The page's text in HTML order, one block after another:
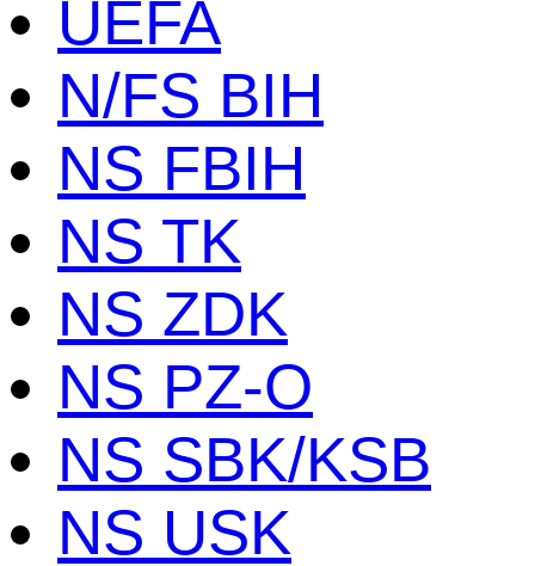
UEFA
N/FS BIH
NS FBIH
NS TK
NS ZDK
NS PZ-O
NS SBK/KSB
NS USK